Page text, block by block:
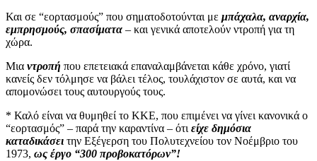
Και σε “εορτασμούς” που σηματοδοτούνται με μπάχαλα, αναρχία,
εμπρησμούς, σπασίματα – και γενικά αποτελούν ντροπή για τη
χώρα.
Μια ντροπή που επετειακά επαναλαμβάνεται κάθε χρόνο, γιατί
κανείς δεν τόλμησε να βάλει τέλος, τουλάχιστον σε αυτά, και να
απομονώσει τους αυτουργούς τους.
* Καλό είναι να θυμηθεί το ΚΚΕ, που επιμένει να γίνει κανονικά ο
“εορτασμός” – παρά την καραντίνα – ότι είχε δημόσια
καταδικάσει την Εξέγερση του Πολυτεχνείου τον Νοέμβριο του
1973, ως έργο “300 προβοκατόρων”!